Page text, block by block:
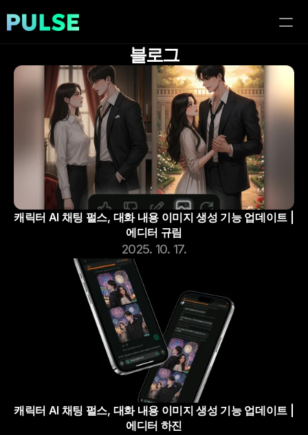
홈
이벤트
블로그
이용가이드
블로그
캐릭터 AI 채팅 펄스, 대화 내용 이미지 생성 기능 업데이트 |
에디터 규림
2025. 10. 17.
캐릭터 AI 채팅 펄스, 대화 내용 이미지 생성 기능 업데이트 |
에디터 하진